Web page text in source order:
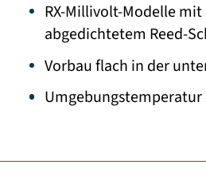
RX-Millivolt-Modelle
abgedichtetem Reed-
Vorbau flach in der
Umgebungstemperatur